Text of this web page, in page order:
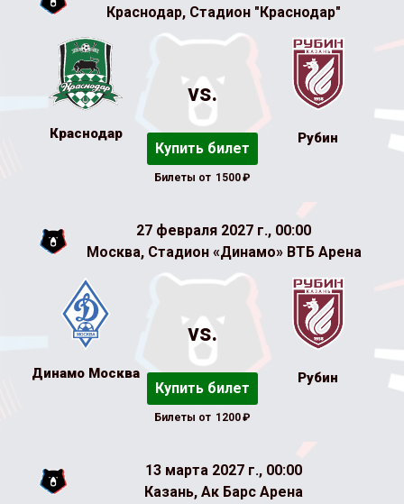
Краснодар, Стадион "Краснодар"
Краснодар
vs.
Купить билет
Билеты от 1500₽
Рубин
27 февраля 2027 г., 00:00
Москва, Стадион «Динамо» ВТБ Арена
Динамо Москва
vs.
Купить билет
Билеты от 1200₽
Рубин
13 марта 2027 г., 00:00
Казань, Ак Барс Арена